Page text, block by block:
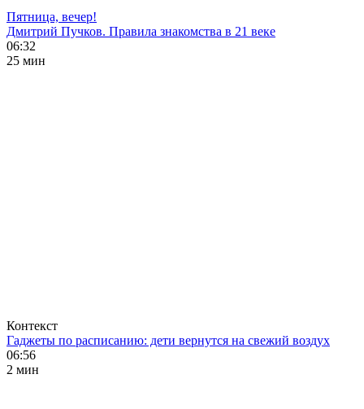
Пятница, вечер!
Дмитрий Пучков. Правила знакомства в 21 веке
06:32
25 мин
Контекст
Гаджеты по расписанию: дети вернутся на свежий воздух
06:56
2 мин